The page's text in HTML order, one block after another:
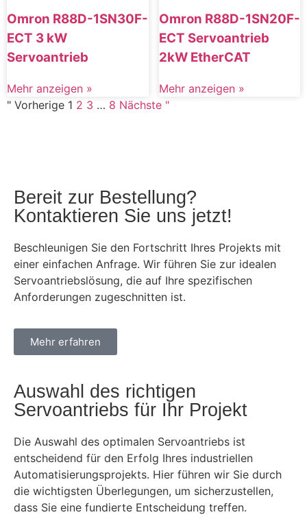
Omron R88D-1SN30F-
ECT 3 kW
Servoantrieb
Mehr anzeigen »
Omron R88D-1SN20F-
ECT Servoantrieb
2kW EtherCAT
Mehr anzeigen »
" Vorherige 1 2 3 … 8 Nächste "
Bereit zur Bestellung?
Kontaktieren Sie uns jetzt!
Beschleunigen Sie den Fortschritt Ihres Projekts mit
einer einfachen Anfrage. Wir führen Sie zur idealen
Servoantriebslösung, die auf Ihre spezifischen
Anforderungen zugeschnitten ist.
Mehr erfahren
Auswahl des richtigen
Servoantriebs für Ihr Projekt
Die Auswahl des optimalen Servoantriebs ist
entscheidend für den Erfolg Ihres industriellen
Automatisierungsprojekts. Hier führen wir Sie durch
die wichtigsten Überlegungen, um sicherzustellen,
dass Sie eine fundierte Entscheidung treffen.